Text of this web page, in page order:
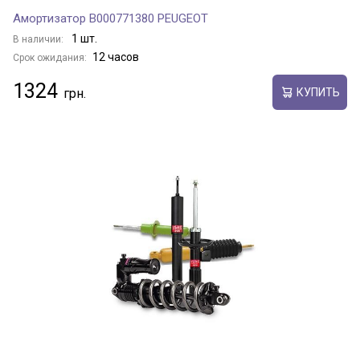
Амортизатор B000771380 PEUGEOT
В наличии: 1 шт.
Срок ожидания: 12 часов
1324 КУПИТЬ